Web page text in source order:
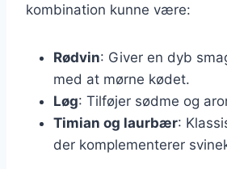
kombination kunne være:
Rødvin: Giver en dyb
med at mørne kødet.
Løg: Tilføjer sødme og
Timian og laurbær:
der komplementerer